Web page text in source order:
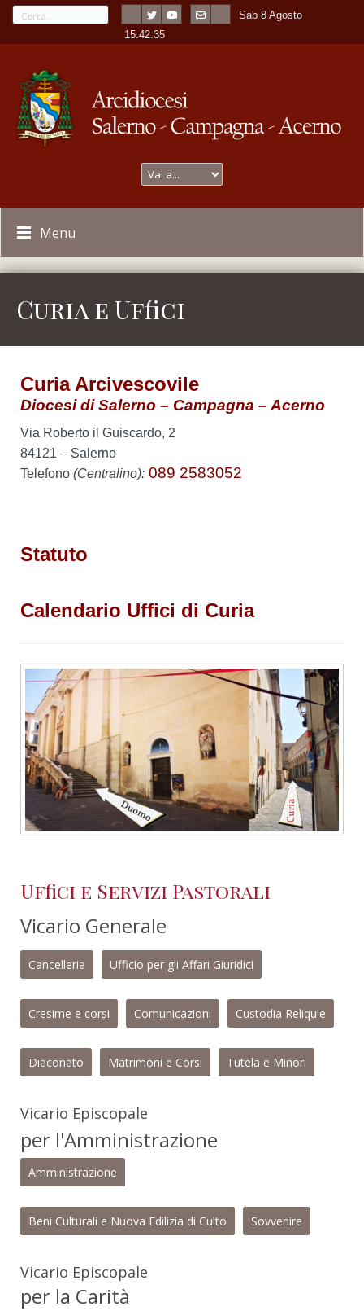
Sab 8 Agosto
15:42:35
Menu
Curia e Uffici
Curia Arcivescovile
Diocesi di Salerno – Campagna – Acerno
Via Roberto il Guiscardo, 2
84121 – Salerno
Telefono (Centralino): 089 2583052
Statuto
Calendario Uffici di Curia
Uffici e Servizi Pastorali
Vicario Generale
Cancelleria Ufficio per gli Affari Giuridici
Cresime e corsi Comunicazioni Custodia Reliquie
Diaconato Matrimoni e Corsi Tutela e Minori
Vicario Episcopale
per l'Amministrazione
Amministrazione
Beni Culturali e Nuova Edilizia di Culto Sovvenire
Vicario Episcopale
per la Carità